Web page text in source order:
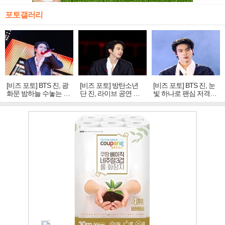
포토갤러리
[비즈 포토] BTS 진, 광
화문 밤하늘 수놓는 '비
주얼 킹'의 열창
[비즈 포토] 방탄소년
단 진, 라이브 공연 중
빛나는 독보적 아우라
[비즈 포토] BTS 진, 눈
빛 하나로 팬심 저격…
독보적 카리스마